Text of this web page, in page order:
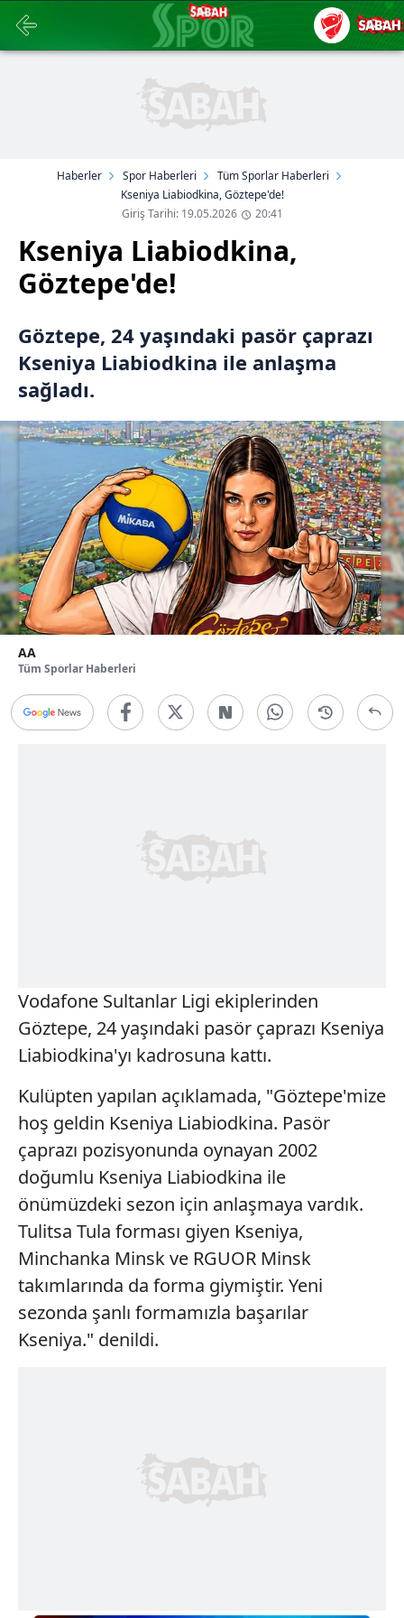
Haberler Spor Haberleri
Tüm Sporlar Haberleri
Kseniya Liabiodkina, Göztepe'de!
Giriş Tarihi: 19.05.2026
20:41
Kseniya Liabiodkina,
Göztepe'de!
Göztepe, 24 yaşındaki pasör çaprazı
Kseniya Liabiodkina ile anlaşma
sağladı.
AA
Tüm Sporlar Haberleri
Vodafone Sultanlar Ligi ekiplerinden
Göztepe, 24 yaşındaki pasör çaprazı Kseniya
Liabiodkina'yı kadrosuna kattı.
Kulüpten yapılan açıklamada, "Göztepe'mize
hoş geldin Kseniya Liabiodkina. Pasör
çaprazı pozisyonunda oynayan 2002
doğumlu Kseniya Liabiodkina ile
önümüzdeki sezon için anlaşmaya vardık.
Tulitsa Tula forması giyen Kseniya,
Minchanka Minsk ve RGUOR Minsk
takımlarında da forma giymiştir. Yeni
sezonda şanlı formamızla başarılar
Kseniya." denildi.